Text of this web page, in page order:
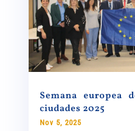
Semana europea
ciudades 2025
Nov 5, 2025